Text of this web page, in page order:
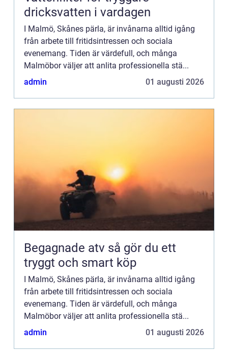
dricksvatten i vardagen
I Malmö, Skånes pärla, är invånarna alltid igång
från arbete till fritidsintressen och sociala
evenemang. Tiden är värdefull, och många
Malmöbor väljer att anlita professionella stä...
admin
01 augusti 2026
Begagnade atv så gör du ett
tryggt och smart köp
I Malmö, Skånes pärla, är invånarna alltid igång
från arbete till fritidsintressen och sociala
evenemang. Tiden är värdefull, och många
Malmöbor väljer att anlita professionella stä...
admin
01 augusti 2026